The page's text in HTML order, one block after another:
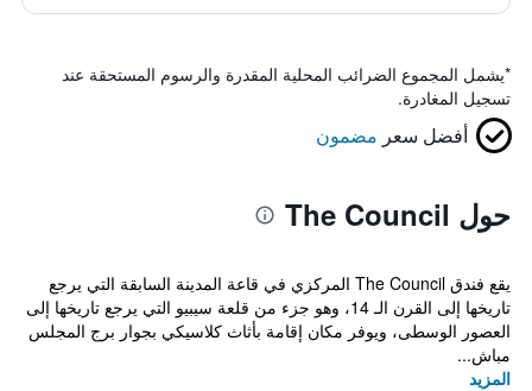
*يشمل المجموع الضرائب المحلية المقدرة والرسوم المستحقة عند
تسجيل المغادرة.
أفضل سعر مضمون
حول The Council
يقع فندق The Council المركزي في قاعة المدينة السابقة التي يرجع
تاريخها إلى القرن الـ 14، وهو جزء من قلعة سيبيو التي يرجع تاريخها إلى
العصور الوسطى، ويوفر مكان إقامة بأثاث كلاسيكي بجوار برج المجلس
مباش...
المزيد